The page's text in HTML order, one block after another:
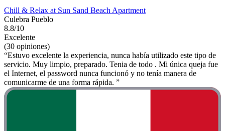
Chill & Relax at Sun Sand Beach Apartment
Culebra Pueblo
8.8/10
Excelente
(30 opiniones)
“Estuvo excelente la experiencia, nunca había utilizado este tipo de
servicio. Muy limpio, preparado. Tenia de todo . Mi única queja fue
el Internet, el password nunca funcionó y no tenía manera de
comunicarme de una forma rápida. ”